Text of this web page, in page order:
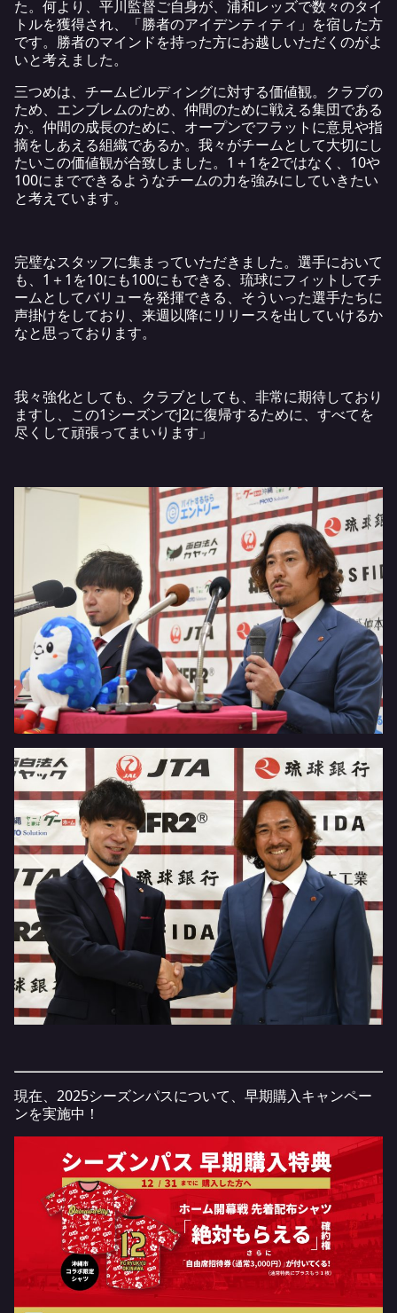
た。何より、平川監督ご自身が、浦和レッズで数々のタイ
トルを獲得され、「勝者のアイデンティティ」を宿した方
です。勝者のマインドを持った方にお越しいただくのがよ
いと考えました。
三つめは、チームビルディングに対する価値観。クラブの
ため、エンブレムのため、仲間のために戦える集団である
か。仲間の成長のために、オープンでフラットに意見や指
摘をしあえる組織であるか。我々がチームとして大切にし
たいこの価値観が合致しました。1＋1を2ではなく、10や
100にまでできるようなチームの力を強みにしていきたい
と考えています。
完璧なスタッフに集まっていただきました。選手において
も、1＋1を10にも100にもできる、琉球にフィットしてチ
ームとしてバリューを発揮できる、そういった選手たちに
声掛けをしており、来週以降にリリースを出していけるか
なと思っております。
我々強化としても、クラブとしても、非常に期待しており
ますし、この1シーズンでJ2に復帰するために、すべてを
尽くして頑張ってまいります」
現在、2025シーズンパスについて、早期購入キャンペー
ンを実施中！